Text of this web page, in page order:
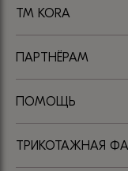
TM KORA
ПАРТНЁРАМ
ПОМОЩЬ
ТРИКОТАЖНАЯ